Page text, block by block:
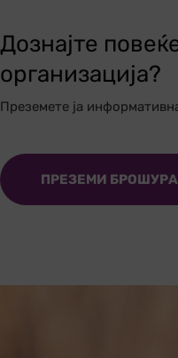
Дознајте
организација?
Преземете ја
ПРЕЗЕМИ БРОШУРА